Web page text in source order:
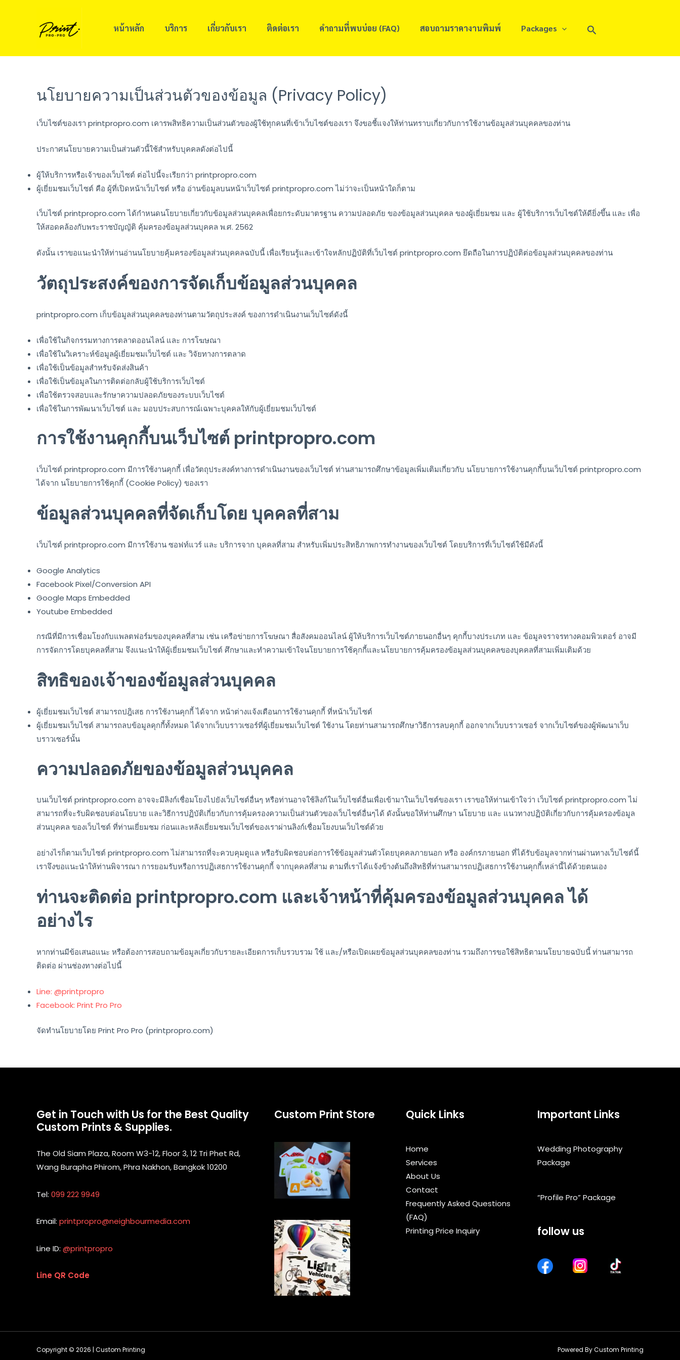
หน้าหลัก บริการ เกี่ยวกับเรา ติดต่อเรา คำถามที่พบบ่อย (FAQ) สอบถามราคางานพิมพ์ Packages Search
นโยบายความเป็นส่วนตัวของข้อมูล (Privacy Policy)
เว็บไซต์ของเรา printpropro.com เคารพสิทธิความเป็นส่วนตัวของผู้ใช้ทุกคนที่เข้าเว็บไซต์ของเรา จึงขอชี้แจงให้ท่านทราบเกี่ยวกับการใช้งานข้อมูลส่วนบุคคลของท่าน
ประกาศนโยบายความเป็นส่วนตัวนี้ใช้สำหรับบุคคลดังต่อไปนี้
ผู้ให้บริการหรือเจ้าของเว็บไซต์ ต่อไปนี้จะเรียกว่า printpropro.com
ผู้เยี่ยมชมเว็บไซต์ คือ ผู้ที่เปิดหน้าเว็บไซต์ หรือ อ่านข้อมูลบนหน้าเว็บไซต์ printpropro.com ไม่ว่าจะเป็นหน้าใดก็ตาม
เว็บไซต์ printpropro.com ได้กำหนดนโยบายเกี่ยวกับข้อมูลส่วนบุคคลเพื่อยกระดับมาตรฐาน ความปลอดภัย ของข้อมูลส่วนบุคคล ของผู้เยี่ยมชม และ ผู้ใช้บริการเว็บไซต์ให้ดียิ่งขึ้น และ เพื่อ
ให้สอดคล้องกับพระราชบัญญัติ คุ้มครองข้อมูลส่วนบุคคล พ.ศ. 2562
ดังนั้น เราขอแนะนำให้ท่านอ่านนโยบายคุ้มครองข้อมูลส่วนบุคคลฉบับนี้ เพื่อเรียนรู้และเข้าใจหลักปฏิบัติที่เว็บไซต์ printpropro.com ยึดถือในการปฏิบัติต่อข้อมูลส่วนบุคคลของท่าน
วัตถุประสงค์ของการจัดเก็บข้อมูลส่วนบุคคล
printpropro.com เก็บข้อมูลส่วนบุคคลของท่านตามวัตถุประสงค์ ของการดำเนินงานเว็บไซต์ดังนี้
เพื่อใช้ในกิจกรรมทางการตลาดออนไลน์ และ การโฆษณา
เพื่อใช้ในวิเคราะห์ข้อมูลผู้เยี่ยมชมเว็บไซต์ และ วิจัยทางการตลาด
เพื่อใช้เป็นข้อมูลสำหรับจัดส่งสินค้า
เพื่อใช้เป็นข้อมูลในการติดต่อกลับผู้ใช้บริการเว็บไซต์
เพื่อใช้ตรวจสอบและรักษาความปลอดภัยของระบบเว็บไซต์
เพื่อใช้ในการพัฒนาเว็บไซต์ และ มอบประสบการณ์เฉพาะบุคคลใหักับผู้เยี่ยมชมเว็บไซต์
การใช้งานคุกกี้บนเว็บไซต์ printpropro.com
เว็บไซต์ printpropro.com มีการใช้งานคุกกี้ เพื่อวัตถุประสงค์ทางการดำเนินงานของเว็บไซต์ ท่านสามารถศึกษาข้อมูลเพิ่มเติมเกี่ยวกับ นโยบายการใช้งานคุกกี้บนเว็บไซต์ printpropro.com
ได้จาก นโยบายการใช้คุกกี้ (Cookie Policy) ของเรา
ข้อมูลส่วนบุคคลที่จัดเก็บโดย บุคคลที่สาม
เว็บไซต์ printpropro.com มีการใช้งาน ซอฟท์แวร์ และ บริการจาก บุคคลที่สาม สำหรับเพิ่มประสิทธิภาพการทำงานของเว็บไซต์ โดยบริการที่เว็บไซต์ใช้มีดังนี้
Google Analytics
Facebook Pixel/Conversion API
Google Maps Embedded
Youtube Embedded
กรณีที่มีการเชื่อมโยงกับแพลตฟอร์มของบุคคลที่สาม เช่น เครือข่ายการโฆษณา สื่อสังคมออนไลน์ ผู้ให้บริการเว็บไซต์ภายนอกอื่นๆ คุกกี้บางประเภท และ ข้อมูลจราจรทางคอมพิวเตอร์ อาจมี
การจัดการโดยบุคคลที่สาม จึงแนะนำให้ผู้เยี่ยมชมเว็บไซต์ ศึกษาและทำความเข้าใจนโยบายการใช้คุกกี้และนโยบายการคุ้มครองข้อมูลส่วนบุคคลของบุคคลที่สามเพิ่มเติมด้วย
สิทธิของเจ้าของข้อมูลส่วนบุคคล
ผู้เยี่ยมชมเว็บไซต์ สามารถปฎิเสธ การใช้งานคุกกี้ ได้จาก หน้าต่างแจ้งเตือนการใช้งานคุกกี้ ที่หน้าเว็บไซต์
ผู้เยี่ยมชมเว็บไซต์ สามารถลบข้อมูลคุกกี้ทั้งหมด ได้จากเว็บบราวเซอร์ที่ผู้เยี่ยมชมเว็บไซต์ ใช้งาน โดยท่านสามารถศึกษาวิธีการลบคุกกี้ ออกจากเว็บบราวเซอร์ จากเว็บไซต์ของผู้พัฒนาเว็บ
บราวเซอร์นั้น
ความปลอดภัยของข้อมูลส่วนบุคคล
บนเว็บไซต์ printpropro.com อาจจะมีลิงก์เชื่อมโยงไปยังเว็บไซต์อื่นๆ หรือท่านอาจใช้ลิงก์ในเว็บไซต์อื่นเพื่อเข้ามาในเว็บไซต์ของเรา เราขอให้ท่านเข้าใจว่า เว็บไซต์ printpropro.com ไม่
สามารถที่จะรับผิดชอบต่อนโยบาย และวิธีการปฏิบัติเกี่ยวกับการคุ้มครองความเป็นส่วนตัวของเว็บไซต์อื่นๆได้ ดังนั้นขอให้ท่านศึกษา นโยบาย และ แนวทางปฏิบัติเกี่ยวกับการคุ้มครองข้อมูล
ส่วนบุคคล ของเว็บไซต์ ที่ท่านเยี่ยมชม ก่อนและหลังเยี่ยมชมเว็บไซต์ของเราผ่านลิงก์เชื่อมโยงบนเว็บไซต์ด้วย
อย่างไรก็ตามเว็บไซต์ printpropro.com ไม่สามารถที่จะควบคุมดูแล หรือรับผิดชอบต่อการใช้ข้อมูลส่วนตัวโดยบุคคลภายนอก หรือ องค์กรภายนอก ที่ได้รับข้อมูลจากท่านผ่านทางเว็บไซต์นี้
เราจึงขอแนะนำให้ท่านพิจารณา การยอมรับหรือการปฏิเสธการใช้งานคุกกี้ จากบุคคลที่สาม ตามที่เราได้แจ้งข้างต้นถึงสิทธิที่ท่านสามารถปฏิเสธการใช้งานคุกกี้เหล่านี้ได้ด้วยตนเอง
ท่านจะติดต่อ printpropro.com และเจ้าหน้าที่คุ้มครองข้อมูลส่วนบุคคล ได้
อย่างไร
หากท่านมีข้อเสนอแนะ หรือต้องการสอบถามข้อมูลเกี่ยวกับรายละเอียดการเก็บรวบรวม ใช้ และ/หรือเปิดเผยข้อมูลส่วนบุคคลของท่าน รวมถึงการขอใช้สิทธิตามนโยบายฉบับนี้ ท่านสามารถ
ติดต่อ ผ่านช่องทางต่อไปนี้
Line: @printpropro
Facebook: Print Pro Pro
จัดทำนโยบายโดย Print Pro Pro (printpropro.com)
Get in Touch with Us for the Best Quality
Custom Prints & Supplies.
The Old Siam Plaza, Room W3-12, Floor 3, 12 Tri Phet Rd,
Wang Burapha Phirom, Phra Nakhon, Bangkok 10200
Tel: 099 222 9949
Email: printpropro@neighbourmedia.com
Line ID: @printpropro
Line QR Code
Custom Print Store Quick Links
Home
Services
About Us
Contact
Frequently Asked Questions
(FAQ)
Printing Price Inquiry
Important Links
Wedding Photography
Package
“Profile Pro” Package
follow us
Copyright © 2026 | Custom Printing Powered By Custom Printing